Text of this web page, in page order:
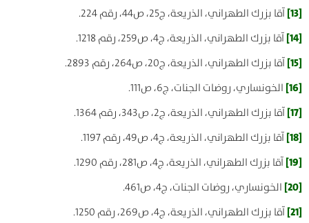
[13] آقا بزرك الطهراني، الذريعة، ج25، ص44، رقم 224.
[14] آقا بزرك الطهراني، الذريعة، ج4، ص259، رقم 1218.
[15] آقا بزرك الطهراني، الذريعة، ج20، ص264، رقم 2893.
[16] الخونساري، روضات الجنات، ج6، ص111.
[17] آقا بزرك الطهراني، الذريعة، ج2، ص343، رقم 1364.
[18] آقا بزرك الطهراني، الذريعة، ج4، ص49، رقم 1197.
[19] آقا بزرك الطهراني، الذريعة، ج4، ص281، رقم 1290.
[20] الخونساري، روضات الجنات، ج4، ص461.
[21] آقا بزرك الطهراني، الذريعة، ج4، ص269، رقم 1250.